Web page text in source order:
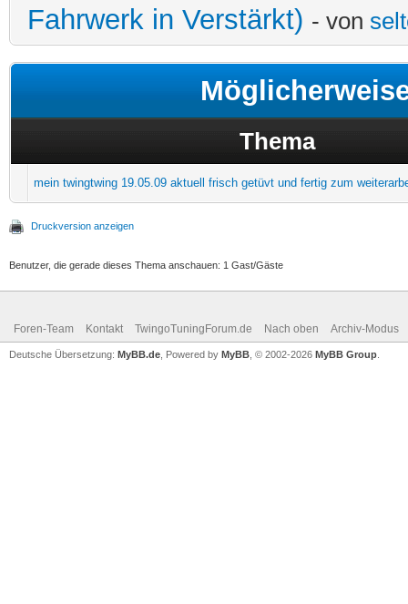
Fahrwerk in Verstärkt) - von
Thema
mein twingtwing 19.05.09 aktuell frisch getüvt und fertig zum
Druckversion anzeigen
Benutzer, die gerade dieses Thema anschauen: 1 Gast/Gäste
Foren-Team Kontakt TwingoTuningForum.de Nach oben Archiv-Modus
Deutsche Übersetzung: MyBB.de , Powered by MyBB , © 2002-2026 MyBB Group